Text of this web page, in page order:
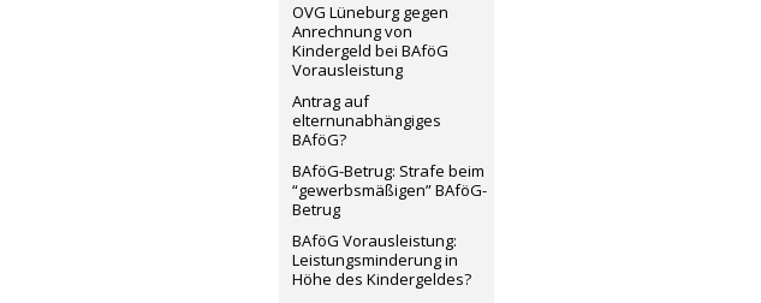
OVG Lüneburg gegen
Anrechnung von
Kindergeld bei BAföG
Vorausleistung
Antrag auf
elternunabhängiges
BAföG?
BAföG-Betrug: Strafe beim
“gewerbsmäßigen” BAföG-
Betrug
BAföG Vorausleistung:
Leistungsminderung in
Höhe des Kindergeldes?